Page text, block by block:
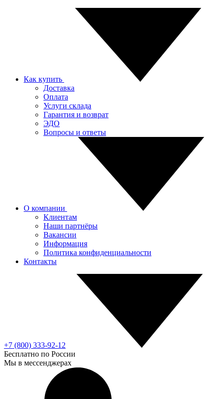
Как купить
Доставка
Оплата
Услуги склада
Гарантия и возврат
ЭДО
Вопросы и ответы
О компании
Клиентам
Наши партнёры
Вакансии
Информация
Политика конфиденциальности
Контакты
+7 (800) 333-92-12
Бесплатно по России
Мы в мессенджерах